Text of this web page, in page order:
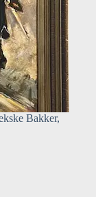
Bakker,